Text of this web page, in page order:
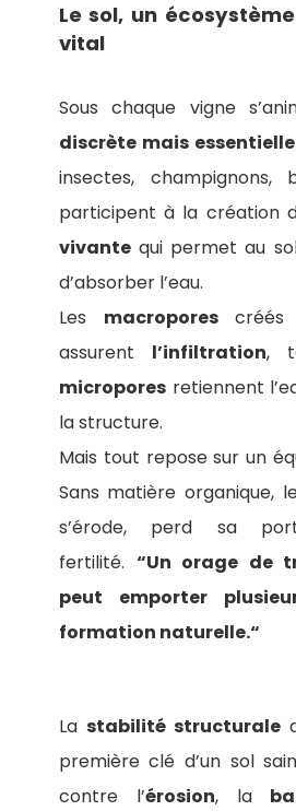
Le sol, un
vital
Sous chaque vigne
discrète mais essentielle
insectes, champignons,
participent à la création
vivantequi permet au
d’absorber l’eau.
Les macroporescréés
assurent l’infiltration,
microporesretiennent
la structure.
Mais tout repose sur un
Sans matière organique,
s’érode, perd sa
fertilité. “Un orage de
peut emporter
formation naturelle.“
La stabilité structurale
première clé d’un sol
contre l’érosion, la